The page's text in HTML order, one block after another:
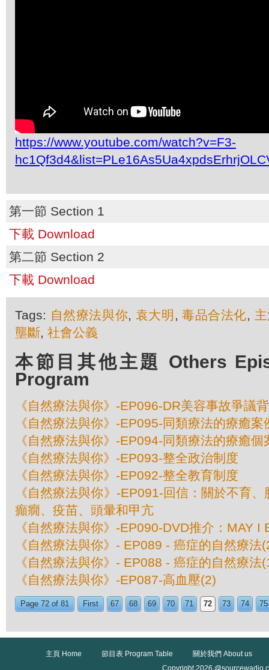
https://www.youtube.com/watch?v=F3-
第一節 Section 1
下載 Download
第二節 Section 2
下載 Download
Tags: 自然療法與你, 袁大明 ,毒品合法化,
壟斷, 社會公義
本節目其他主題 Others
Program
《自然療法與你》-EP096-DR美容事故爭議
《自然療法與你》-EP095-同類療法的療癒案
《自然療法與你》-EP094-同類療法的療癒個
《自然療法與你》-EP093-整全政治制度
《自然療法與你》-EP092-整全教育制度
《自然療法與你》-EP091-回信：關於不育
癲癇、疫苗、頭暈和甲亢
《自然療法與你》-EP090-DVD推介：MAY I
《自然療法與你》- EP089 - 癌症的自然療法
《自然療法與你》- EP088 - 癌症的自然療法
《自然療法與你》-EP087-高血壓(2)
Page 72 of 81 First 67 68 69 70 71 72 73 74 75
主頁 Home 節目表 Program Table
關於我們 About us
Copyright 2026